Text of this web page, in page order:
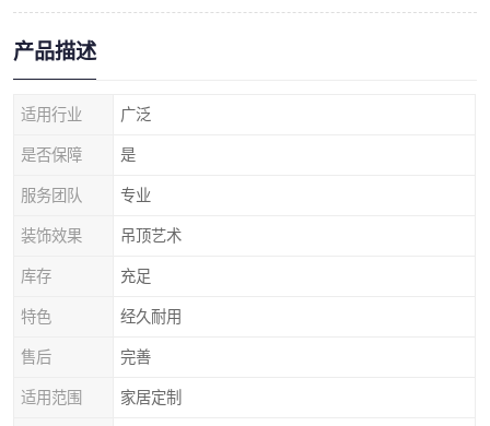
产品描述
适用行业 广泛
是否保障 是
服务团队 专业
装饰效果 吊顶艺术
库存 充足
特色 经久耐用
售后 完善
适用范围 家居定制